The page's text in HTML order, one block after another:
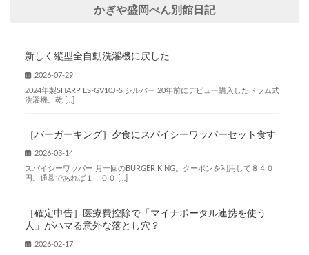
かぎや盛岡べん別館日記
新しく縦型全自動洗濯機に戻した
2026-07-29
2024年製SHARP ES-GV10J-S シルバー 20年前にデビュー購入したドラム式
洗濯機。乾 […]
［バーガーキング］夕食にスパイシーワッパーセット食す
2026-03-14
スパイシーワッパー 月一回のBURGER KING。クーポンを利用して８４０
円。通常であれば１，００ […]
［確定申告］医療費控除で「マイナポータル連携を使う
人」がハマる意外な落とし穴？
2026-02-17